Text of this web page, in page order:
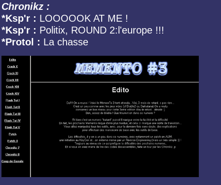
Chronikz :
*Ksp'r : LOOOOOK AT ME !
*Ksp'r : Politix, ROUND 2:l'europe !!!
*Protol : La chasse